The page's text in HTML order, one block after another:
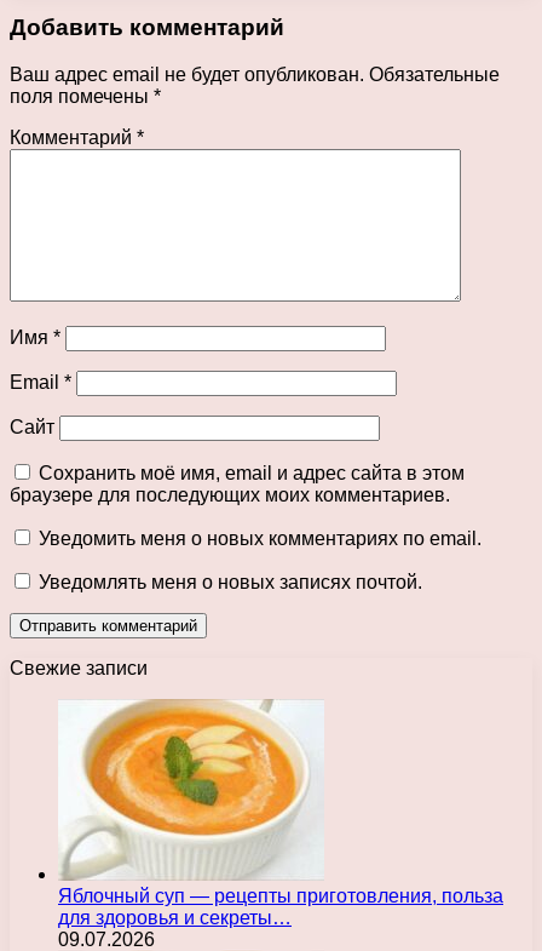
Добавить комментарий
Ваш адрес email не будет опубликован. Обязательные
поля помечены *
Комментарий *
Имя *
Email *
Сайт
Сохранить моё имя, email и адрес сайта в этом
браузере для последующих моих комментариев.
Уведомить меня о новых комментариях по email.
Уведомлять меня о новых записях почтой.
Свежие записи
Яблочный суп — рецепты приготовления, польза
для здоровья и секреты…
09.07.2026